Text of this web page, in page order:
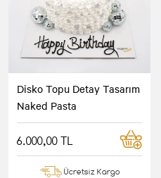
Disko Topu Detay Tasarım
Naked Pasta
6.000,00 TL
Ücretsiz Kargo